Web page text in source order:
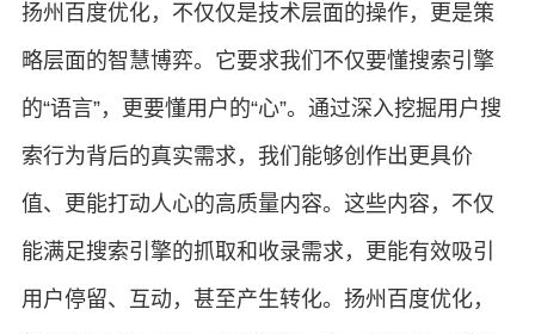
扬州百度优化，不仅仅是技术层面的操作，更是策
略层面的智慧博弈。它要求我们不仅要懂搜索引擎
的“语言”，更要懂用户的“心”。通过深入挖掘用户搜
索行为背后的真实需求，我们能够创作出更具价
值、更能打动人心的高质量内容。这些内容，不仅
能满足搜索引擎的抓取和收录需求，更能有效吸引
用户停留、互动，甚至产生转化。扬州百度优化，